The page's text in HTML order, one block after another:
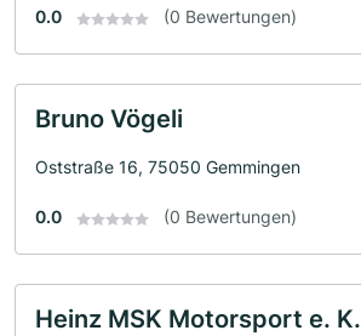
0.0 (0 Bewertungen)
Bruno Vögeli
Oststraße 16, 75050 Gemmingen
0.0 (0 Bewertungen)
Heinz MSK Motorsport e. K.